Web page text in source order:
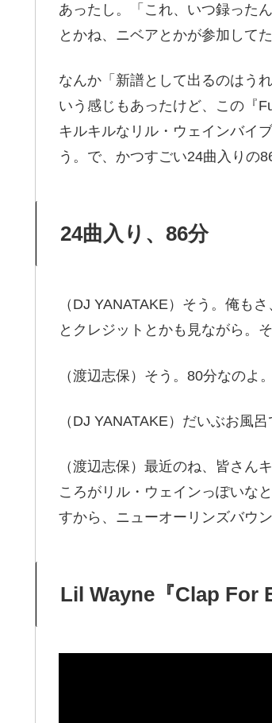
あったし。「これ、いつ録った
とかね、ニベアとかが参加してた
なんか「新譜として出るのは
いう感じもあったけど、この『
キルキルなリル・ウェインバイ
う。で、かつすごい24曲入りの
24曲入り、86分
（DJ YANATAKE）そう。俺も
とクレジットとかも見ながら。
（渡辺志保）そう。80分なのよ。
（DJ YANATAKE）だいぶお風
（渡辺志保）最近のね、皆さん
ころがリル・ウェインっぽいな
すから、ニューオーリンズバウ
Lil Wayne『Clap For